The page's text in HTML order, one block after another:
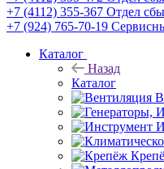
+7 (4112) 355-367 Отдел
+7 (924) 765-70-19
Каталог
Назад
Каталог